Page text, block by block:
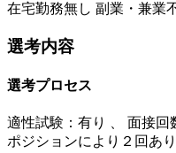
在宅勤務無し 副業・兼業
選考内容
選考プロセス
適性試験： 有り 、
面接回
ポジションにより２回あり